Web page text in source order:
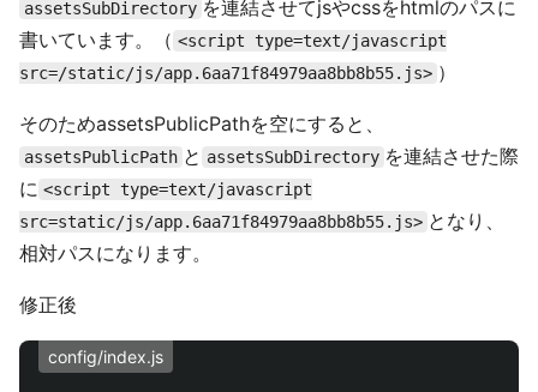
assetsSubDirectory を連結させてjsやcssをhtmlのパスに
書いています。（ <script type=text/javascript
src=/static/js/app.6aa71f84979aa8bb8b55.js> ）
そのためassetsPublicPathを空にすると、
assetsPublicPath と assetsSubDirectory を連結させた際
に <script type=text/javascript
src=static/js/app.6aa71f84979aa8bb8b55.js> となり、
相対パスになります。
修正後
config/index.js